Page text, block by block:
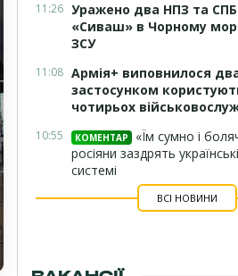
11:26 Уражено два НПЗ та СПБ
«Сиваш» в Чорному
ЗСУ
11:08 Армія+ виповнилося
застосунком
чотирьох
10:55 КОМЕНТАР
«Їм сумно і
росіяни заздрять
системі
ВСІ НОВИНИ